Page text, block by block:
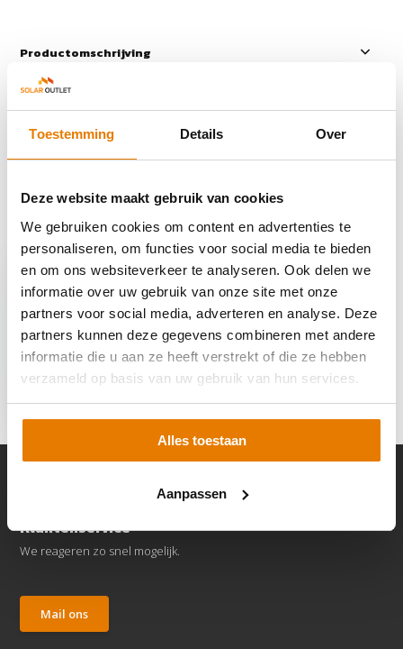
Toestemming Details Over
Deze website maakt gebruik van cookies
We gebruiken cookies om content en advertenties te
personaliseren, om functies voor social media te bieden
en om ons websiteverkeer te analyseren. Ook delen we
informatie over uw gebruik van onze site met onze
partners voor social media, adverteren en analyse. Deze
partners kunnen deze gegevens combineren met andere
informatie die u aan ze heeft verstrekt of die ze hebben
verzameld op basis van uw gebruik van hun services.
Alles toestaan
Aanpassen
Productomschrijving
Reviews
Delen
Recent bekeken
BYD Battery-Box
Premium HVM 16.6
Klantenservice
We reageren zo snel mogelijk.
Mail ons